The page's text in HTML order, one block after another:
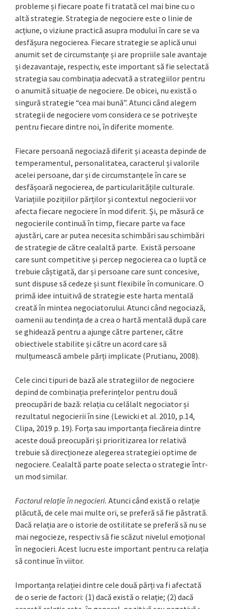
probleme și fiecare poate fi tratată cel mai bine cu o
altă strategie. Strategia de negociere este o linie de
acțiune, o viziune practică asupra modului în care se va
desfășura negocierea. Fiecare strategie se aplică unui
anumit set de circumstanțe și are propriile sale avantaje
și dezavantaje, respectiv, este important să fie selectată
strategia sau combinația adecvată a strategiilor pentru
o anumită situație de negociere. De obicei, nu există o
singură strategie “cea mai bună”. Atunci când alegem
strategii de negociere vom considera ce se potrivește
pentru fiecare dintre noi, în diferite momente.
Fiecare persoană negociază diferit și aceasta depinde de
temperamentul, personalitatea, caracterul și valorile
acelei persoane, dar și de circumstanțele în care se
desfășoară negocierea, de particularitățile culturale.
Variațiile pozițiilor părților și contextul negocierii vor
afecta fiecare negociere în mod diferit. Și, pe măsură ce
negocierile continuă în timp, fiecare parte va face
ajustări, care ar putea necesita schimbări sau schimbări
de strategie de către cealaltă parte. Există persoane
care sunt competitive și percep negocierea ca o luptă ce
trebuie câștigată, dar și persoane care sunt concesive,
sunt dispuse să cedeze și sunt flexibile în comunicare. O
primă idee intuitivă de strategie este harta mentală
creată în mintea negociatorului. Atunci când negociază,
oamenii au tendința de a crea o hartă mentală după care
se ghidează pentru a ajunge către partener, către
obiectivele stabilite și către un acord care să
mulțumească ambele părți implicate (Prutianu, 2008).
Cele cinci tipuri de bază ale strategiilor de negociere
depind de combinația preferințelor pentru două
preocupări de bază: relația cu celălalt negociator și
rezultatul negocierii în sine (Lewicki et al. 2010, p.14,
Clipa, 2019 p. 19). Forța sau importanța fiecăreia dintre
aceste două preocupări și prioritizarea lor relativă
trebuie să direcționeze alegerea strategiei optime de
negociere. Cealaltă parte poate selecta o strategie într-
un mod similar.
Factorul relație în negocieri. Atunci când există o relație
plăcută, de cele mai multe ori, se preferă să fie păstrată.
Dacă relația are o istorie de ostilitate se preferă să nu se
mai negocieze, respectiv să fie scăzut nivelul emoțional
în negocieri. Acest lucru este important pentru ca relația
să continue în viitor.
Importanța relației dintre cele două părți va fi afectată
de o serie de factori: (1) dacă există o relație; (2) dacă